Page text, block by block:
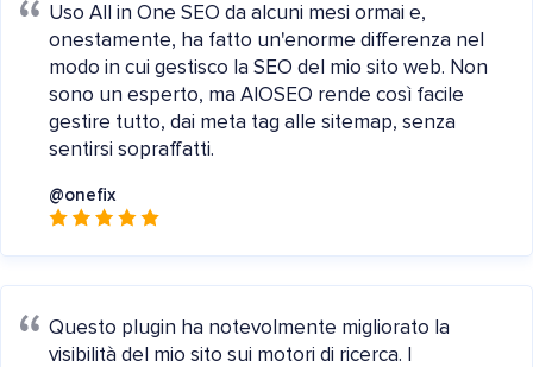
Uso All in One SEO da alcuni mesi ormai e,
onestamente, ha fatto un'enorme differenza nel
modo in cui gestisco la SEO del mio sito web. Non
sono un esperto, ma AIOSEO rende così facile
gestire tutto, dai meta tag alle sitemap, senza
sentirsi sopraffatti.
@onefix
Questo plugin ha notevolmente migliorato la
visibilità del mio sito sui motori di ricerca. I